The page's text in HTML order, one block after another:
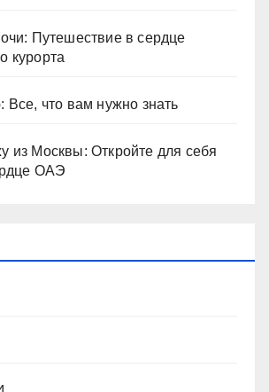
Путешествие в сердце
курорта
что вам нужно знать
из Москвы: Откройте для себя
ОАЭ